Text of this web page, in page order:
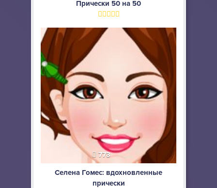
Прически 50 на 50
773
Селена Гомес: вдохновленные
прически